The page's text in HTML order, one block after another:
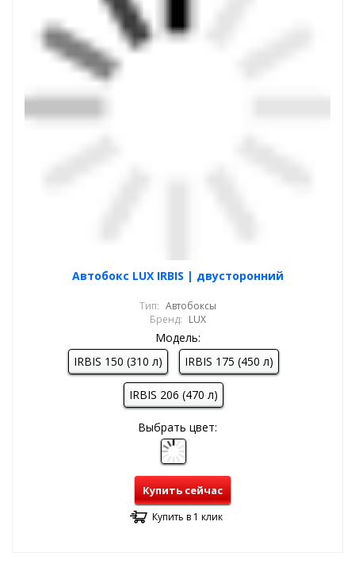
Автобокс LUX IRBIS | двусторонний
Тип: Автобоксы
Бренд: LUX
Модель:
IRBIS 150 (310 л)
IRBIS 175 (450 л)
IRBIS 206 (470 л)
Выбрать цвет:
Купить сейчас
Купить в 1 клик